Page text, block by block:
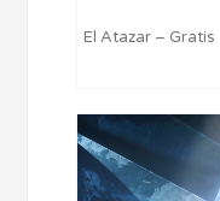
El Atazar – Gratis